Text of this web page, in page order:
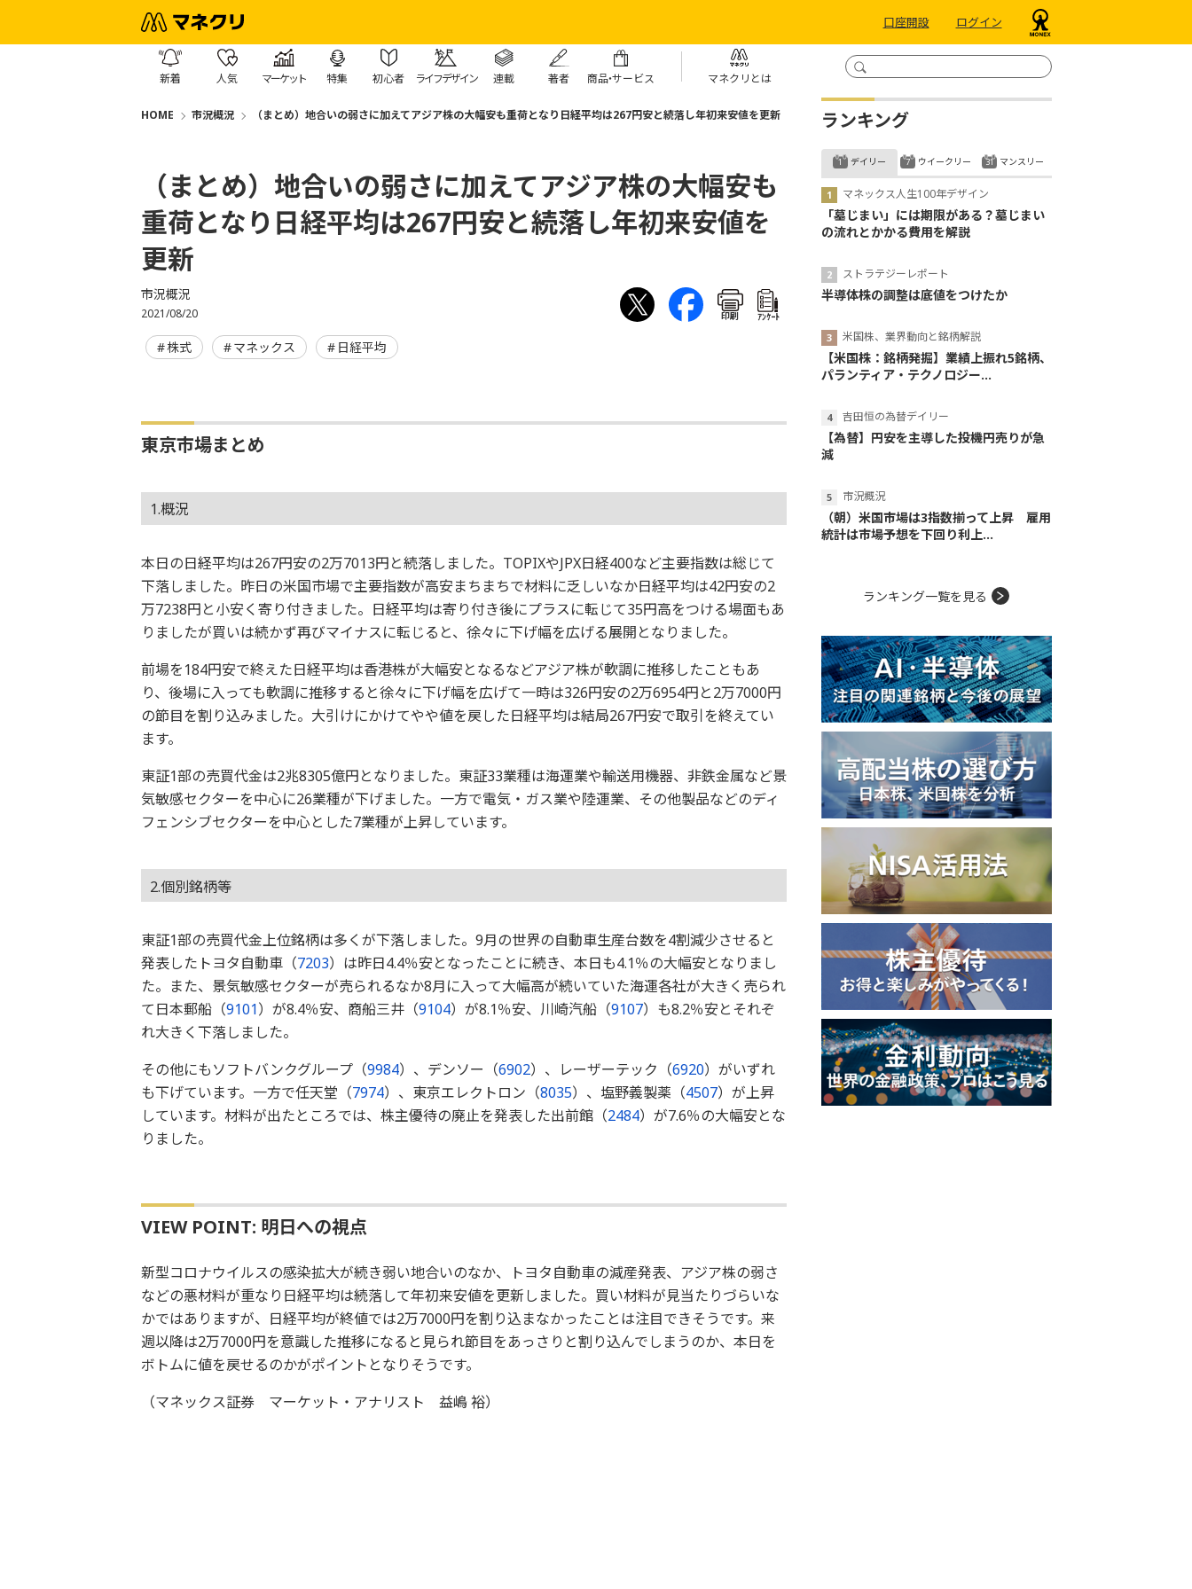
口座開設 ログイン
新着 人気 マーケット 特集 初心者 ライフデザイン 連載 著者 商品・サービス マネクリとは
HOME 市況概況 （まとめ）地合いの弱さに加えてアジア株の大幅安も重荷となり日経平均は267円安と続落し年初来安値を更新
（まとめ）地合いの弱さに加えてアジア株の大幅安も
重荷となり日経平均は267円安と続落し年初来安値を
更新
市況概況
2021/08/20 印刷 ｱﾝｹｰﾄ
株式 マネックス 日経平均
東京市場まとめ
1.概況
本日の日経平均は267円安の2万7013円と続落しました。TOPIXやJPX日経400など主要指数は総じて
下落しました。昨日の米国市場で主要指数が高安まちまちで材料に乏しいなか日経平均は42円安の2
万7238円と小安く寄り付きました。日経平均は寄り付き後にプラスに転じて35円高をつける場面もあ
りましたが買いは続かず再びマイナスに転じると、徐々に下げ幅を広げる展開となりました。
前場を184円安で終えた日経平均は香港株が大幅安となるなどアジア株が軟調に推移したこともあ
り、後場に入っても軟調に推移すると徐々に下げ幅を広げて一時は326円安の2万6954円と2万7000円
の節目を割り込みました。大引けにかけてやや値を戻した日経平均は結局267円安で取引を終えてい
ます。
東証1部の売買代金は2兆8305億円となりました。東証33業種は海運業や輸送用機器、非鉄金属など景
気敏感セクターを中心に26業種が下げました。一方で電気・ガス業や陸運業、その他製品などのディ
フェンシブセクターを中心とした7業種が上昇しています。
2.個別銘柄等
東証1部の売買代金上位銘柄は多くが下落しました。9月の世界の自動車生産台数を4割減少させると
発表したトヨタ自動車（7203）は昨日4.4％安となったことに続き、本日も4.1％の大幅安となりまし
た。また、景気敏感セクターが売られるなか8月に入って大幅高が続いていた海運各社が大きく売られ
て日本郵船（9101）が8.4％安、商船三井（9104）が8.1％安、川崎汽船（9107）も8.2％安とそれぞ
れ大きく下落しました。
その他にもソフトバンクグループ（9984）、デンソー（6902）、レーザーテック（6920）がいずれ
も下げています。一方で任天堂（7974）、東京エレクトロン（8035）、塩野義製薬（4507）が上昇
しています。材料が出たところでは、株主優待の廃止を発表した出前館（2484）が7.6％の大幅安とな
りました。
VIEW POINT: 明日への視点
新型コロナウイルスの感染拡大が続き弱い地合いのなか、トヨタ自動車の減産発表、アジア株の弱さ
などの悪材料が重なり日経平均は続落して年初来安値を更新しました。買い材料が見当たりづらいな
かではありますが、日経平均が終値では2万7000円を割り込まなかったことは注目できそうです。来
週以降は2万7000円を意識した推移になると見られ節目をあっさりと割り込んでしまうのか、本日を
ボトムに値を戻せるのかがポイントとなりそうです。
（マネックス証券 マーケット・アナリスト 益嶋 裕）
ランキング
デイリー
マネックス人生100年デザイン
「墓じまい」には期限がある？墓じまい
の流れとかかる費用を解説
ストラテジーレポート
半導体株の調整は底値をつけたか
米国株、業界動向と銘柄解説
【米国株：銘柄発掘】業績上振れ5銘柄、
パランティア・テクノロジー...
吉田恒の為替デイリー
【為替】円安を主導した投機円売りが急
減
市況概況
（朝）米国市場は3指数揃って上昇 雇用
統計は市場予想を下回り利上...
ウイークリー マンスリー
ランキング一覧を見る